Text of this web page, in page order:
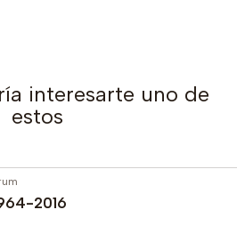
interesarte uno de
estos
2016